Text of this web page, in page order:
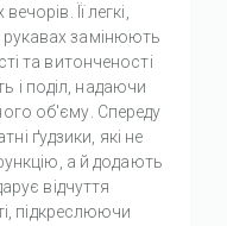
Її легкі,
рукавах замінюють
та витонченості
і поділ, надаючи
об'єму. Спереду
ґудзики, які не
а й додають
відчуття
підкреслюючи